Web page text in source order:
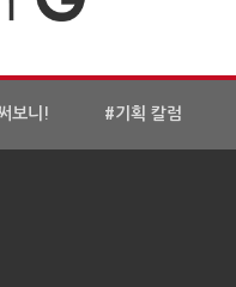
보니! #기획 칼럼